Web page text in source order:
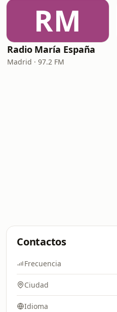
RM
Radio María España
Madrid · 97.2 FM
Contactos
Frecuencia
Ciudad
Idioma